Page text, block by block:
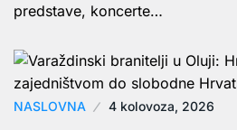
predstave, koncerte…
NASLOVNA 4 kolovoza, 2026